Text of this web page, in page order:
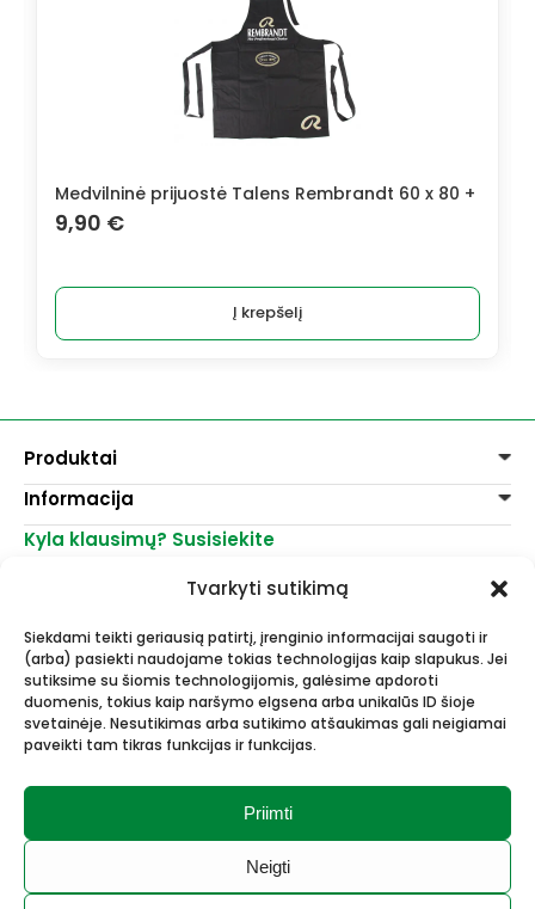
Tvarkyti sutikimą
Siekdami teikti geriausią patirtį, įrenginio informacijai saugoti ir
(arba) pasiekti naudojame tokias technologijas kaip slapukus. Jei
sutiksime su šiomis technologijomis, galėsime apdoroti
duomenis, tokius kaip naršymo elgsena arba unikalūs ID šioje
svetainėje. Nesutikimas arba sutikimo atšaukimas gali neigiamai
paveikti tam tikras funkcijas ir funkcijas.
Priimti
Neigti
Medvilninė prijuostė Talens Rembrandt 60 x 80 +
9,90 €
Į krepšelį
Produktai
Dažai
Dekoravimui
Lakai, skiedikliai
Akvarelinis popierius
Molbertai
Keramikams ir skulptoriams
FIMO modelinas
Drobės, porėmiai
Mokyklinės ir biuro prekės
Rėmai ir rėminimas
Informacija
Pirkimo taisyklės
Parduotuvės
Kyla klausimų? Susisiekite
info@menomuza.lt
Dailės, dailininkų reikmenys -
didmeninė ir mažmeninė prekyba.
Esame Stipriausi Lietuvoje 2023
metais.
Visos teisės saugomos.